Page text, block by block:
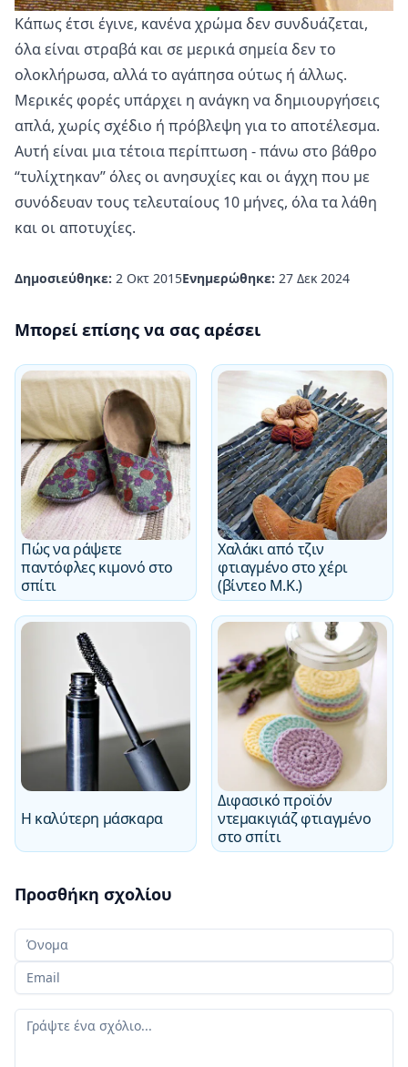
Κάπως έτσι έγινε, κανένα χρώμα δεν συνδυάζεται,
όλα είναι στραβά και σε μερικά σημεία δεν το
ολοκλήρωσα, αλλά το αγάπησα ούτως ή άλλως.
Μερικές φορές υπάρχει η ανάγκη να δημιουργήσεις
απλά, χωρίς σχέδιο ή πρόβλεψη για το αποτέλεσμα.
Αυτή είναι μια τέτοια περίπτωση - πάνω στο βάθρο
“τυλίχτηκαν” όλες οι ανησυχίες και οι άγχη που με
συνόδευαν τους τελευταίους 10 μήνες, όλα τα λάθη
και οι αποτυχίες.
Δημοσιεύθηκε: 2 Οκτ 2015Ενημερώθηκε: 27 Δεκ 2024
Μπορεί επίσης να σας αρέσει
Πώς να ράψετε
παντόφλες κιμονό στο
σπίτι
Χαλάκι από τζιν
φτιαγμένο στο χέρι
(βίντεο M.K.)
Η καλύτερη μάσκαρα
Διφασικό προϊόν
ντεμακιγιάζ φτιαγμένο
στο σπίτι
Προσθήκη σχολίου
Το όνομά σας
Το email σας
Το σχόλιό σας